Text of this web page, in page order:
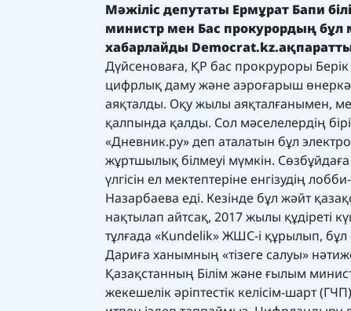
Мәжіліс депутаты Ермұрат Бапи
министр мен Бас прокурордың бұл
хабарлайды Democrat.kz.
Дүйсеноваға, ҚР бас прокруроры
цифрлық даму және аэроғарыш
аяқталды. Оқу жылы аяқталғанымен,
қалпында қалды. Сол мәселелердің
«Дневник.ру» деп аталатын бұл
жұртшылық білмеуі мүмкін.
үлгісін ел мектептеріне енгізудің
Назарбаева еді. Кезінде бұл жәйт
нақтылап айтсақ, 2017 жылы құдіреті
тұлғада «Kundelik» ЖШС-і құрылып, бұл
Дариға ханымның «тізеге салуы»
Қазақстанның Білім және ғылым
жекешелік әріптeстік келісім-шарт